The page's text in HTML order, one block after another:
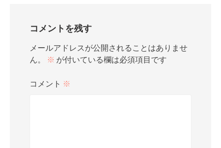
コメントを残す
メールアドレスが公開されることはありませ
ん。
※ が付いている欄は必須項目です
コメント ※